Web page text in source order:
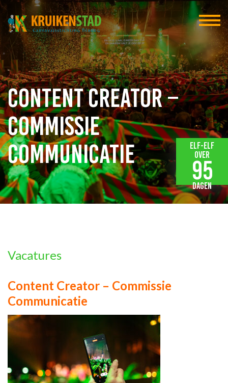
Content Creator –
Commissie
Communicatie
Vacatures
Content Creator – Commissie
Communicatie
Elf-elf
over
95
dagen